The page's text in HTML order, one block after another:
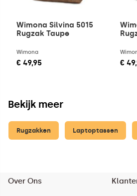
Wimona Silvina 5015
Rugzak Taupe
Wimona
€ 49,95 €
Bekijk meer
Rugzakken Laptoptassen
Over Ons